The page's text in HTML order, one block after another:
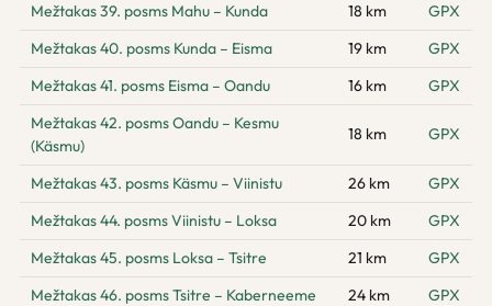
Mežtakas 39. posms Mahu – Kunda
18 km
GPX
Mežtakas 40. posms Kunda – Eisma
19 km
GPX
Mežtakas 41. posms Eisma – Oandu
16 km
GPX
Mežtakas 42. posms Oandu – Kesmu
(Käsmu)
18 km GPX
Mežtakas 43. posms Käsmu – Viinistu 26 km
GPX
Mežtakas 44. posms Viinistu – Loksa
20 km
GPX
Mežtakas 45. posms Loksa – Tsitre
21 km
GPX
Mežtakas 46. posms Tsitre – Kaberneeme
24 km
GPX